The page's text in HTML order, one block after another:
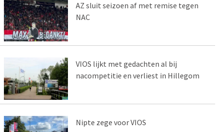
AZ sluit seizoen af met remise tegen
NAC
VIOS lijkt met gedachten al bij
nacompetitie en verliest in Hillegom
Nipte zege voor VIOS